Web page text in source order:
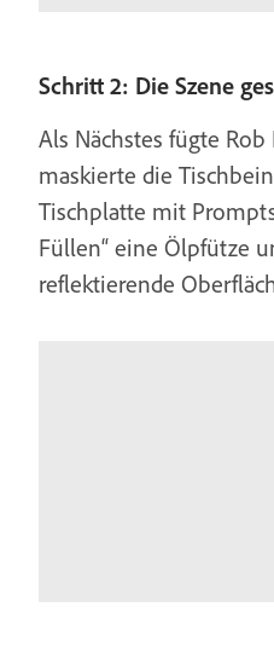
Schritt 2: Die Szene
Als Nächstes fügte
maskierte die
Tischplatte mit
Füllen“ eine Ölpfütze
reflektierende